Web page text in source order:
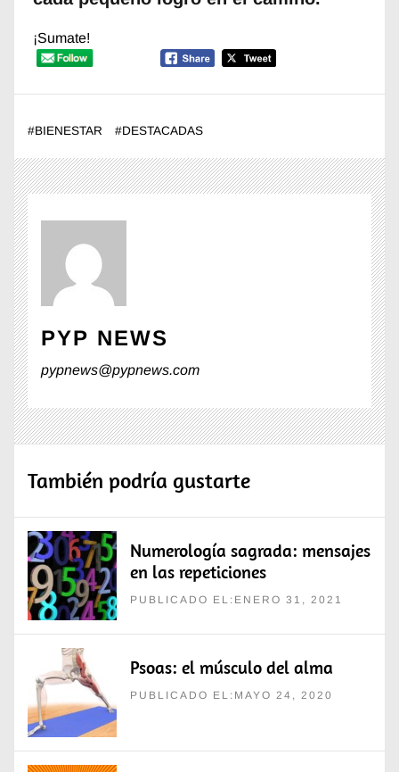
¡Sumate!
#BIENESTAR #DESTACADAS
PYP NEWS
pypnews@pypnews.com
También podría gustarte
Numerología sagrada: mensajes
en las repeticiones
PUBLICADO EL:ENERO 31, 2021
Psoas: el músculo del alma
PUBLICADO EL:MAYO 24, 2020